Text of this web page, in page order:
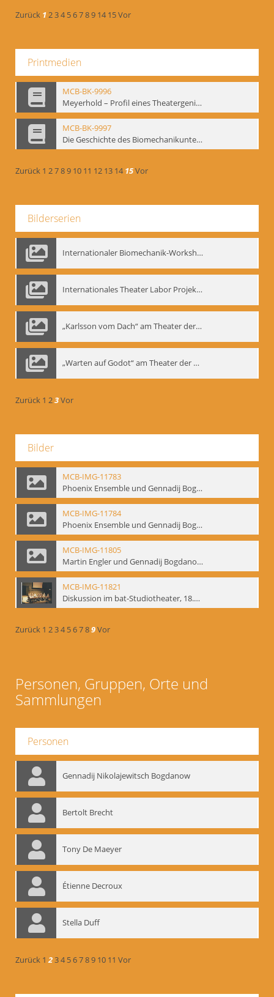
Zurück 1234 56789 14 15Vor
Printmedien
MCB-BK-9996
Meyerhold – Profil eines Theatergenies. Vortrag. Arbeitsdemonstration - interne Signatur: BM-prt-203
MCB-BK-9997
Die Geschichte des Biomechanikunterrichts im Theater der Satire - interne Signatur: BM-prt-204
Zurück 1 2789 10 11 12 13 14 15Vor
Bilderserien
Internationaler Biomechanik-Workshop, Moskau 1993
Internationales Theater Labor Projekt: Play Don Juan
„Karlsson vom Dach“ am Theater der Satire, Moskau 1985
„Warten auf Godot“ am Theater der Saire, Moskau 1980er
Zurück 1 23Vor
Bilder
MCB-IMG-11783
Phoenix Ensemble und Gennadij Bogdanow; BM-img-105-9
MCB-IMG-11784
Phoenix Ensemble und Gennadij Bogdanow; BM-img-105-10
MCB-IMG-11805
Martin Engler und Gennadij Bogdanow; BM-img-113
MCB-IMG-11821
Diskussion im bat-Studiotheater, 18.09.1995; BM-img-127-3
Zurück 1 234 56789Vor
Personen, Gruppen, Orte und
Sammlungen
Personen
Gennadij Nikolajewitsch Bogdanow
Bertolt Brecht
Tony De Maeyer
Étienne Decroux
Stella Duff
Zurück 1 234 56789 10 11 Vor